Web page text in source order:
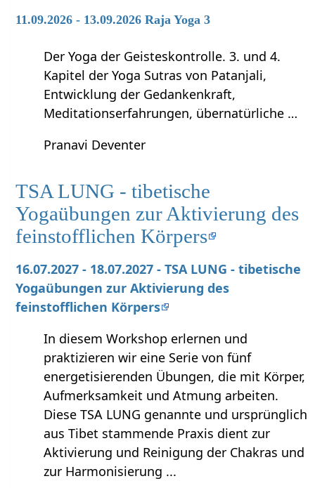
11.09.2026 - 13.09.2026 Raja Yoga 3
Der Yoga der Geisteskontrolle. 3. und 4.
Kapitel der Yoga Sutras von Patanjali,
Entwicklung der Gedankenkraft,
Meditationserfahrungen, übernatürliche …
Pranavi Deventer
TSA LUNG - tibetische
Yogaübungen zur Aktivierung des
feinstofflichen Körpers
16.07.2027 - 18.07.2027 - TSA LUNG - tibetische
Yogaübungen zur Aktivierung des
feinstofflichen Körpers
In diesem Workshop erlernen und
praktizieren wir eine Serie von fünf
energetisierenden Übungen, die mit Körper,
Aufmerksamkeit und Atmung arbeiten.
Diese TSA LUNG genannte und ursprünglich
aus Tibet stammende Praxis dient zur
Aktivierung und Reinigung der Chakras und
zur Harmonisierung ...